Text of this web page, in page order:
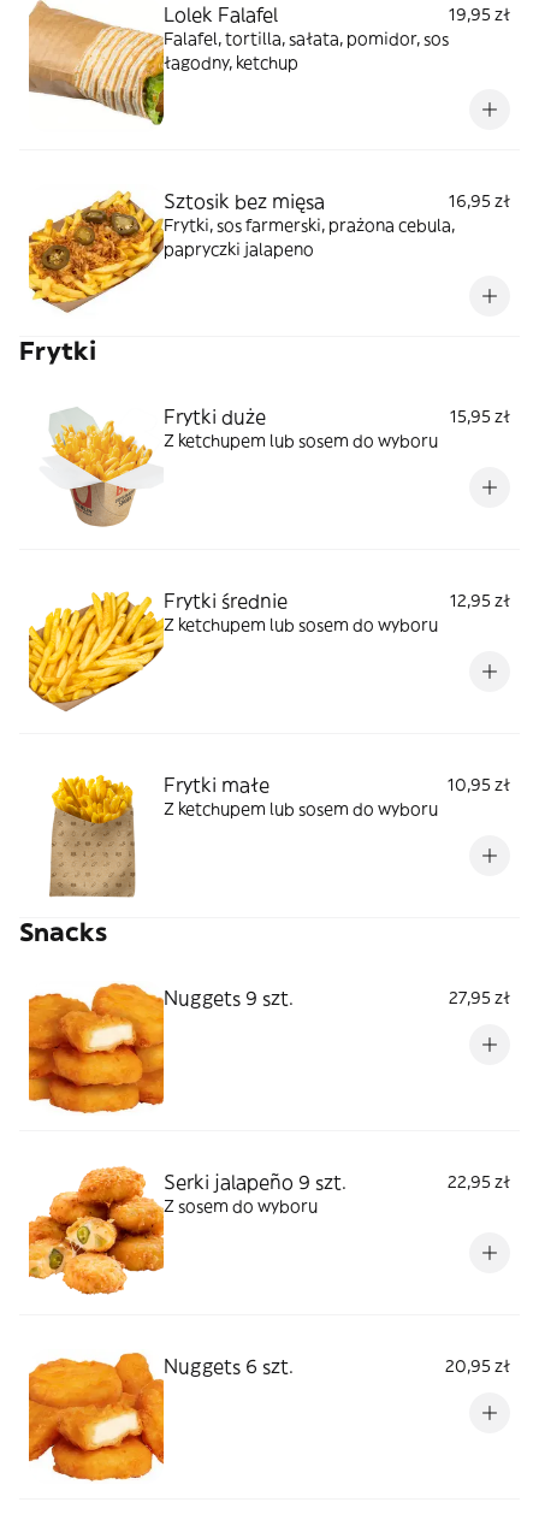
Lolek Falafel
19,95 zł
Falafel, tortilla, sałata, pomidor, sos
łagodny, ketchup
Sztosik bez mięsa
16,95 zł
Frytki, sos farmerski, prażona cebula,
papryczki jalapeno
Frytki
Frytki duże
15,95 zł
Z ketchupem lub sosem do wyboru
Frytki średnie
12,95 zł
Z ketchupem lub sosem do wyboru
Frytki małe
10,95 zł
Z ketchupem lub sosem do wyboru
Snacks
Nuggets 9 szt. 27,95 zł
Serki jalapeño 9 szt.
22,95 zł
Z sosem do wyboru
Nuggets 6 szt. 20,95 zł